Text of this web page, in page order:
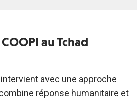
au Tchad
intervient avec une approche
réponse humanitaire et